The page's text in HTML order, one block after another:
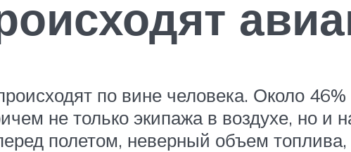
по вине человека. Около
не только экипажа в воздухе, но и
полетом, неверный объем